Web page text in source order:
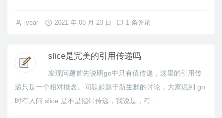
iyear 2021 年 08 月 23 日 1 条评论
slice是完美的引用传递吗
发现问题首先说明go中只有值传递，这里的引用传
递只是一个相对概念。问题起源于新生群的讨论，大家说到 go
时有人问 slice 是不是指针传递，我说是，有...